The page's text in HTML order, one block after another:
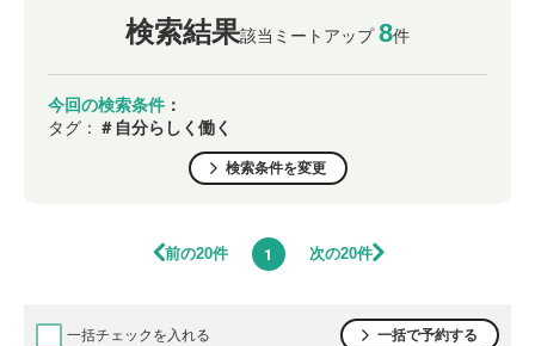
検索結果該当ミートアップ8件
今回の検索条件 ：
タグ： ＃自分らしく働く
検索条件を変更
前の20件 1 次の20件
一括チェックを入れる 一括で予約する